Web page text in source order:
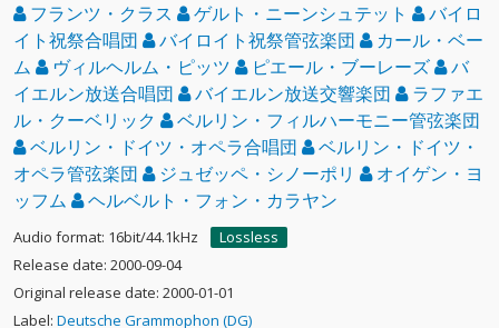
フランツ・クラス ゲルト・ニーンシュテット
バイロ
イト祝祭合唱団
バイロイト祝祭管弦楽団
カール・ベー
ム
ヴィルヘルム・ピッツ ピエール・ブーレーズ
バ
イエルン放送合唱団
バイエルン放送交響楽団
ラファエ
ル・クーベリック
ベルリン・フィルハーモニー管弦楽団
ベルリン・ドイツ・オペラ合唱団
ベルリン・ドイツ・
オペラ管弦楽団
ジュゼッペ・シノーポリ
オイゲン・ヨ
ッフム
ヘルベルト・フォン・カラヤン
Audio format: 16bit/44.1kHz
Lossless
Release date: 2000-09-04
Original release date: 2000-01-01
Label: Deutsche Grammophon (DG)